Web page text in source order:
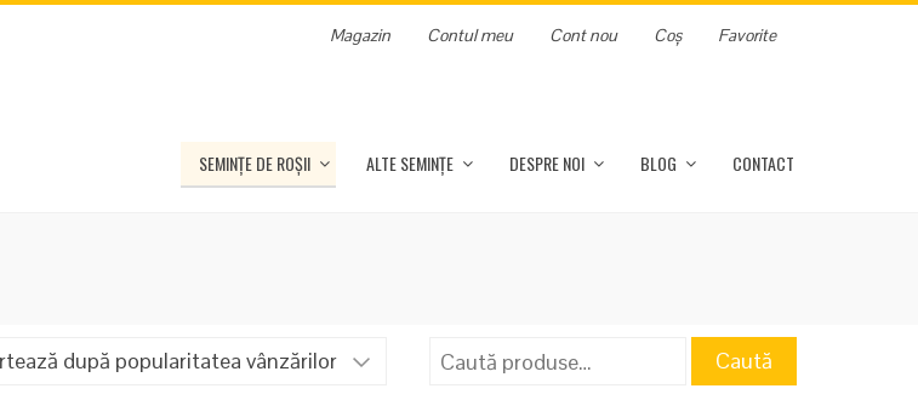
Favorite
Coș
Cont nou
Contul meu
Magazin
SEMINȚE DE ROȘII ALTE SEMINȚE DESPRE NOI BLOG CONTACT
Caută
Caută